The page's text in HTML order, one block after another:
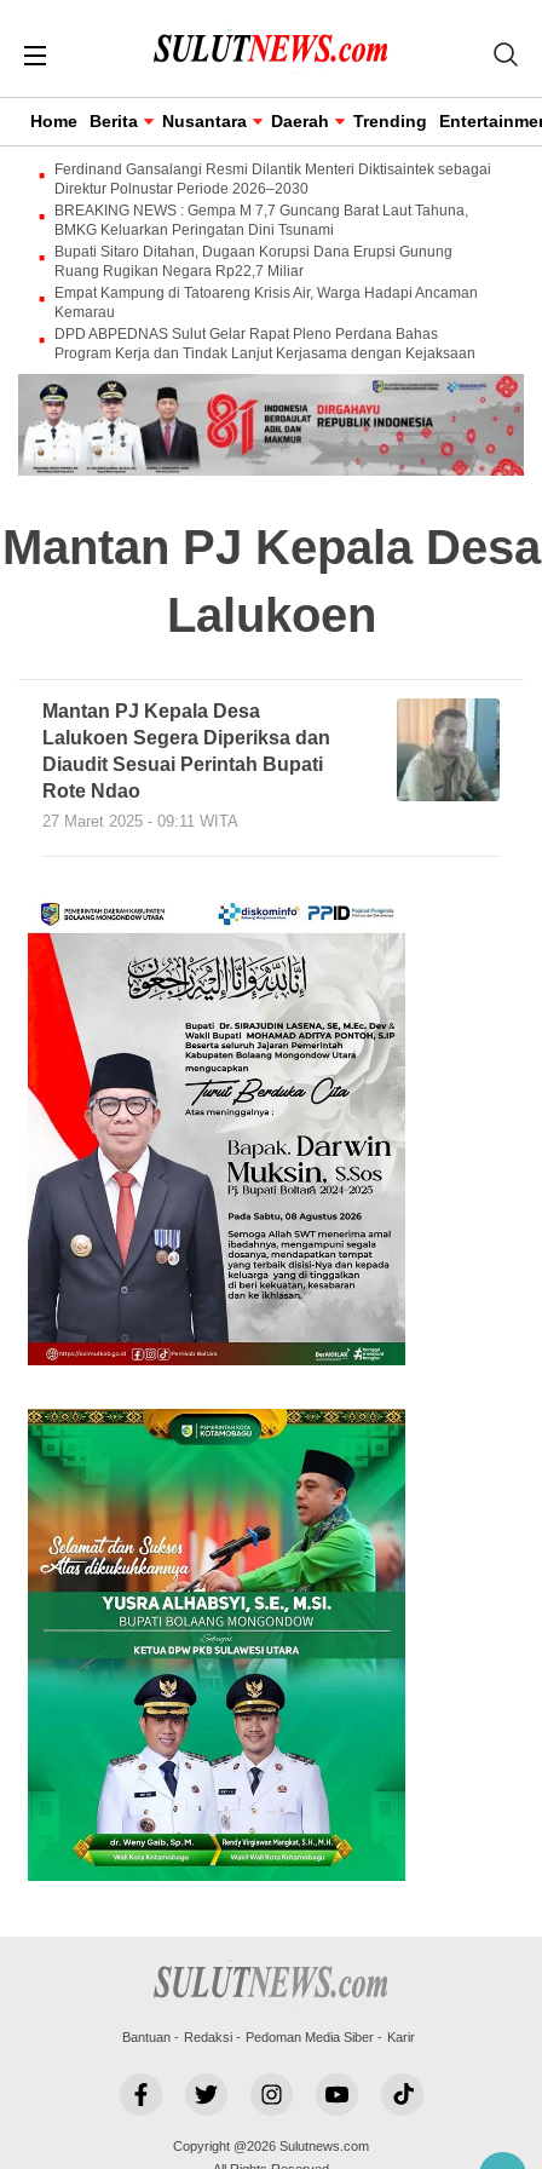
Home Berita Nusantara Daerah Trending
Ferdinand Gansalangi Resmi Dilantik Menteri Diktisaintek sebagai
Direktur Polnustar Periode 2026–2030
BREAKING NEWS : Gempa M 7,7 Guncang Barat Laut Tahuna,
BMKG Keluarkan Peringatan Dini Tsunami
Bupati Sitaro Ditahan, Dugaan Korupsi Dana Erupsi Gunung
Ruang Rugikan Negara Rp22,7 Miliar
Empat Kampung di Tatoareng Krisis Air, Warga Hadapi Ancaman
Kemarau
DPD ABPEDNAS Sulut Gelar Rapat Pleno Perdana Bahas
Program Kerja dan Tindak Lanjut Kerjasama dengan Kejaksaan
Mantan PJ Kepala Desa
Lalukoen
Mantan PJ Kepala Desa
Lalukoen Segera Diperiksa dan
Diaudit Sesuai Perintah Bupati
Rote Ndao
27 Maret 2025 - 09:11 WITA
Bantuan Redaksi Pedoman Media Siber Karir
Copyright @2026 Sulutnews.com